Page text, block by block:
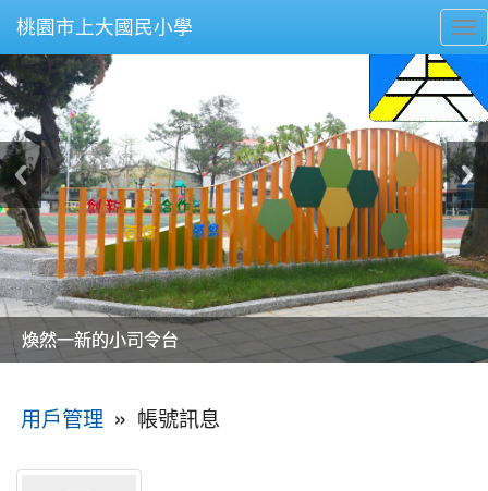
桃園市上大國民小學
美麗的操場是我們活力的來源
美麗的操場是我們活力的來源
煥然一新的小司令台
煥然一新的小司令台
富含桃園埤塘田園風光意象的中廊
富含桃園埤塘田園風光意象的中廊
嶄新的中庭廣場
嶄新的中庭廣場
水生池生生不息
水生池生生不息
用戶管理 » 帳號訊息